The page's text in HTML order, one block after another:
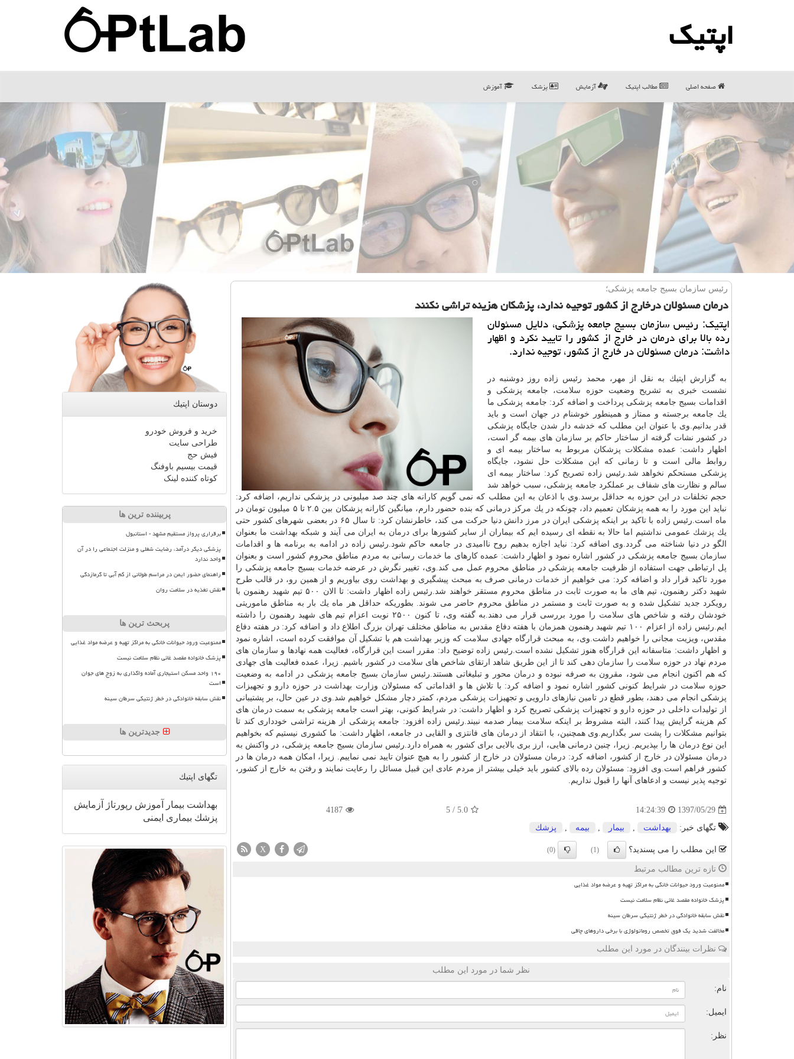
اپتیك
صفحه اصلی مطالب اپتیك آزمایش پزشک آموزش
رئیس سازمان بسیج جامعه پزشكی؛
درمان مسئولان درخارج از كشور توجیه ندارد، پزشكان هزینه تراشی نكنند
اپتیك: رئیس سازمان بسیج جامعه پزشكی، دلایل مسئولان
رده بالا برای درمان در خارج از كشور را تایید نكرد و اظهار
داشت: درمان مسئولان در خارج از كشور، توجیه ندارد.
به گزارش اپتیك به نقل از مهر، محمد رئیس زاده روز دوشنبه در
نشست خبری به تشریح وضعیت حوزه سلامت، جامعه پزشكی و
اقدامات بسیج جامعه پزشكی پرداخت و اضافه كرد: جامعه پزشكی ما
یك جامعه برجسته و ممتاز و همینطور خوشنام در جهان است و باید
قدر بدانیم.وی با عنوان این مطلب كه خدشه دار شدن جایگاه پزشكی
در كشور نشات گرفته از ساختار حاكم بر سازمان های بیمه گر است،
اظهار داشت: عمده مشكلات پزشكان مربوط به ساختار بیمه ای و
روابط مالی است و تا زمانی كه این مشكلات حل نشود، جایگاه
پزشكی مستحكم نخواهد شد.رئیس زاده تصریح كرد: ساختار بیمه ای
سالم و نظارت های شفاف بر عملكرد جامعه پزشكی، سبب خواهد شد
حجم تخلفات در این حوزه به حداقل برسد.وی با اذعان به این مطلب كه نمی گویم كارانه های چند صد میلیونی در پزشكی نداریم، اضافه كرد:
نباید این مورد را به همه پزشكان تعمیم داد، چونكه در یك مركز درمانی كه بنده حضور دارم، میانگین كارانه پزشكان بین ۲.۵ تا ۵ میلیون تومان در
ماه است.رئیس زاده با تاكید بر اینكه پزشكی ایران در مرز دانش دنیا حركت می كند، خاطرنشان كرد: تا سال ۶۵ در بعضی شهرهای كشور حتی
یك پزشك عمومی نداشتیم اما حالا به نقطه ای رسیده ایم كه بیماران از سایر كشورها برای درمان به ایران می آیند و شبكه بهداشت ما بعنوان
الگو در دنیا شناخته می گردد.وی اضافه كرد: نباید اجازه بدهیم روح ناامیدی در جامعه حاكم شود.رئیس زاده در ادامه به برنامه ها و اقدامات
سازمان بسیج جامعه پزشكی در كشور اشاره نمود و اظهار داشت: عمده كارهای ما خدمات رسانی به مردم مناطق محروم كشور است و بعنوان
پل ارتباطی جهت استفاده از ظرفیت جامعه پزشكی در مناطق محروم عمل می كند.وی، تغییر نگرش در عرضه خدمات بسیج جامعه پزشكی را
مورد تاكید قرار داد و اضافه كرد: می خواهیم از خدمات درمانی صرف به مبحث پیشگیری و بهداشت روی بیاوریم و از همین رو، در قالب طرح
شهید دكتر رهنمون، تیم های ما به صورت ثابت در مناطق محروم مستقر خواهند شد.رئیس زاده اظهار داشت: تا الان ۵۰۰ تیم شهید رهنمون با
رویكرد جدید تشكیل شده و به صورت ثابت و مستمر در مناطق محروم حاضر می شوند. بطوریكه حداقل هر ماه یك بار به مناطق ماموریتی
خودشان رفته و شاخص های سلامت
را مورد بررسی قرار می دهند.به گفته وی، تا كنون ۲۵۰۰ نوبت اعزام تیم های شهید رهنمون را داشته
ایم.رئیس زاده از اعزام ۱۰۰ تیم شهید رهنمون همزمان با هفته دفاع مقدس به مناطق مختلف تهران بزرگ اطلاع داد و اضافه كرد: در هفته دفاع
مقدس، ویزیت مجانی را خواهیم داشت.وی، به مبحث قرارگاه جهادی سلامت كه وزیر بهداشت هم با تشكیل آن موافقت كرده است، اشاره نمود
و اظهار داشت: متاسفانه این قرارگاه هنوز تشكیل نشده است.رئیس زاده توضیح داد: مقرر است این قرارگاه، فعالیت همه نهادها و سازمان های
مردم نهاد در حوزه سلامت را سازمان دهی كند تا از این طریق شاهد ارتقای شاخص های سلامت در كشور باشیم. زیرا، عمده فعالیت های جهادی
كه هم اكنون انجام می شود، مقرون به صرفه نبوده و درمان محور و تبلیغاتی هستند.رئیس سازمان بسیج جامعه پزشكی در ادامه به وضعیت
حوزه سلامت در شرایط كنونی كشور اشاره نمود و اضافه كرد: با تلاش ها و اقداماتی كه مسئولان وزارت بهداشت در حوزه دارو و تجهیزات
پزشكی انجام می دهند، بطور قطع در تامین نیازهای دارویی و تجهیزات پزشكی مردم، كمتر دچار مشكل خواهیم شد.وی در عین حال، بر پشتیبانی
از تولیدات داخلی در حوزه دارو و تجهیزات پزشكی تصریح كرد و اظهار داشت: در شرایط كنونی، بهتر است جامعه پزشكی به سمتدرمان های
كم هزینه گرایش پیدا كنند، البته مشروط بر اینكه سلامت بیمار صدمه نبیند.رئیس زاده افزود: جامعه پزشكی از هزینه تراشی خودداری كند تا
بتوانیم مشكلات را پشت سر بگذاریم.وی همچنین، با انتقاد ازدرمان های فانتزی و القایی در جامعه، اظهار داشت: ما كشوری نیستیم كه بخواهیم
این نوعدرمان ها را بپذیریم. زیرا، چنین درمانی هایی، ارز بری بالایی برای كشور به همراه دارد.رئیس سازمان بسیج جامعه پزشكی، در واكنش به
درمان مسئولان در خارج از كشور، اضافه كرد: درمان مسئولان در خارج از كشور را به هیچ عنوان تایید نمی نماییم. زیرا، امكان همه درمان ها در
كشور فراهم است.وی افزود: مسئولان رده بالای كشور باید خیلی بیشتر از مردم عادی این قبیل مسائل را رعایت نمایند و رفتن به خارج از كشور،
توجیه پذیر نیست و ادعاهای آنها را قبول نداریم.
1397/05/29
14:24:39
5.0
/
5
4187
تگهای خبر: بهداشت , بیمار , بیمه , پزشك
این مطلب را می پسندید؟ (1)
(0)
X
تازه ترین مطالب مرتبط
ممنوعیت ورود حیوانات خانگی به مراکز تهیه و عرضه مواد غذایی
پزشک خانواده مقصد غائی نظام سلامت نیست
نقش سابقه خانوادگی در خطر ژنتیکی سرطان سینه
مخالفت شدید یک فوق تخصص روماتولوژی با برخی داروهای چاقی
نظرات بینندگان در مورد این مطلب
نظر شما در مورد این مطلب
نام:
ایمیل:
نظر:
دوستان اپتیك
خرید و فروش خودرو
طراحی سایت
فیش حج
قیمت بیسیم باوفنگ
کوتاه کننده لینک
پربیننده ترین ها
برقراری پرواز مستقیم مشهد - استانبول
پزشکی دیگر درآمد، رضایت شغلی و منزلت اجتماعی را در آن
واحد ندارد
راهنمای حضور ایمن در مراسم طولانی از کم آبی تا گرمازدگی
نقش تغذیه در سلامت روان
پربحث ترین ها
ممنوعیت ورود حیوانات خانگی به مراکز تهیه و عرضه مواد غذایی
پزشک خانواده مقصد غائی نظام سلامت نیست
۱۹۰ واحد مسکن استیجاری آماده واگذاری به زوج های جوان
است
نقش سابقه خانوادگی در خطر ژنتیکی سرطان سینه
جدیدترین ها
تگهای اپتیك
بهداشت بیمار آموزش رپورتاژ
آزمایش
پزشك بیماری ایمنی